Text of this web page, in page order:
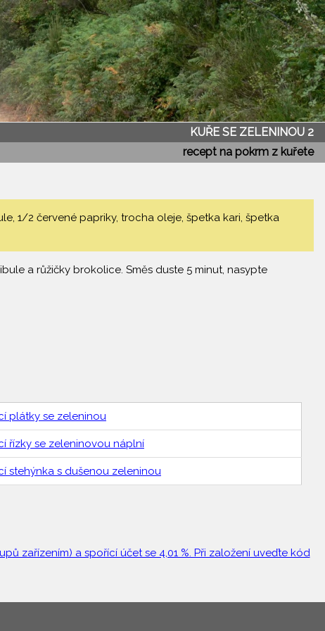
KUŘE SE ZELENINOU 2
recept na pokrm z kuřete
1/2 červené papriky, trocha oleje, špetka kari, špetka
a růžičky brokolice. Směs duste 5 minut, nasypte
plátky se zeleninou
řízky se zeleninovou náplní
stehýnka s dušenou zeleninou
zařízením) a spořící účet se 4,01 %. Při založení uveďte kód